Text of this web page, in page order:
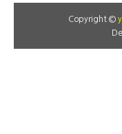
Copyright ©